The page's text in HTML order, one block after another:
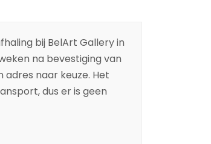
bij BelArt Gallery in
na bevestiging van
naar keuze. Het
dus er is geen